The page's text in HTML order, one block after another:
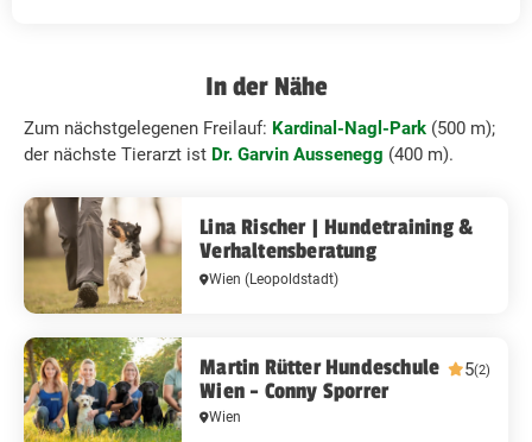
In der Nähe
Zum nächstgelegenen Freilauf: Kardinal-Nagl-Park (500 m);
der nächste Tierarzt ist Dr. Garvin Aussenegg (400 m).
Lina Rischer | Hundetraining &
Verhaltensberatung
Wien(Leopoldstadt)
Martin Rütter Hundeschule
Wien - Conny Sporrer
5(2)
Wien